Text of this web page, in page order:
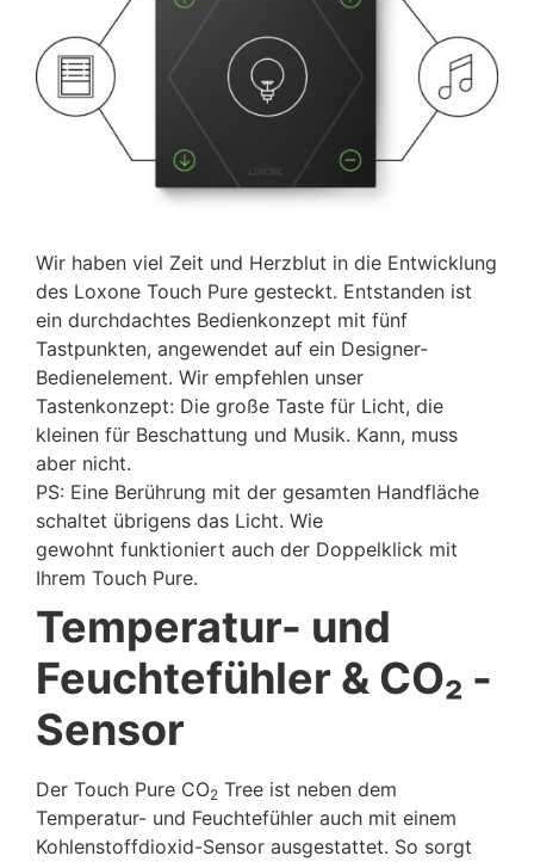
Wir haben viel Zeit und Herzblut in die Entwicklung
des Loxone Touch Pure gesteckt. Entstanden ist
ein durchdachtes Bedienkonzept mit fünf
Tastpunkten, angewendet auf ein Designer-
Bedienelement. Wir empfehlen unser
Tastenkonzept: Die große Taste für Licht, die
kleinen für Beschattung und Musik. Kann, muss
aber nicht.
PS: Eine Berührung mit der gesamten Handfläche
schaltet übrigens das Licht. Wie
gewohnt funktioniert auch der Doppelklick mit
Ihrem Touch Pure.
Temperatur- und
Feuchtefühler & CO₂ -
Sensor
Der Touch Pure CO2 Tree ist neben dem
Temperatur- und Feuchtefühler auch mit einem
Kohlenstoffdioxid-Sensor ausgestattet. So sorgt